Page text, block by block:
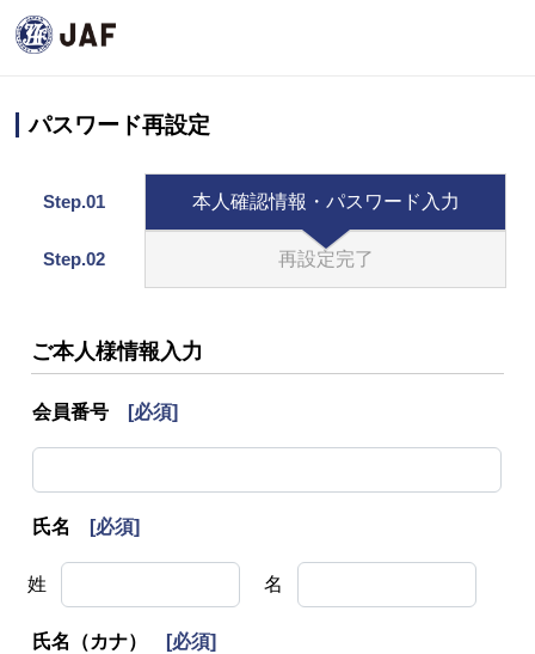
パスワード再設定
Step.01 本人確認情報・パスワード入力
Step.02 再設定完了
ご本人様情報入力
会員番号 [必須]
氏名 [必須]
姓 名
氏名（カナ） [必須]